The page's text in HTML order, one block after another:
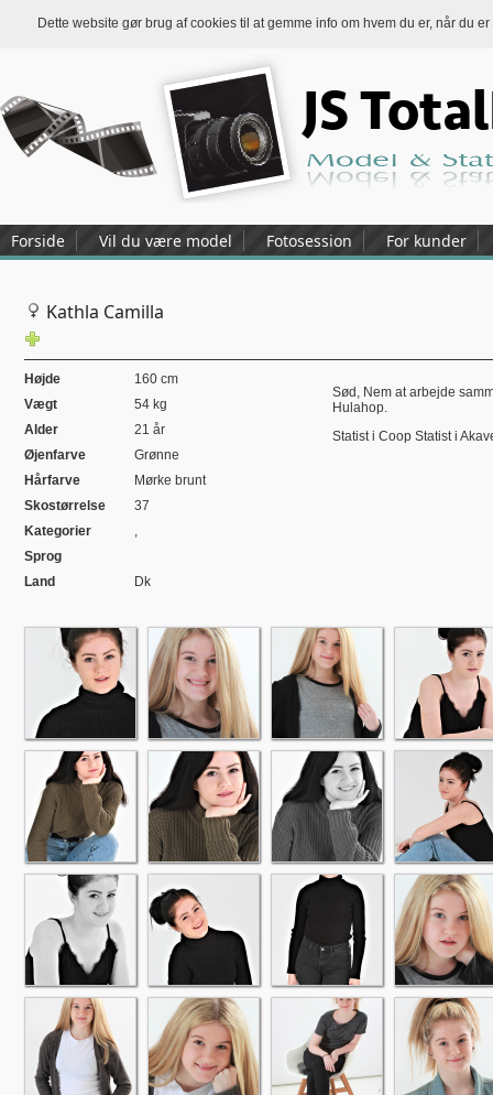
Dette website gør brug af cookies til at gemme info om hvem du er, når du
Forside Vil du være model Fotosession For kunder
Kathla Camilla
Højde
160 cm
Vægt
54 kg
Alder
21 år
Øjenfarve
Grønne
Hårfarve
Mørke brunt
Skostørrelse
37
Kategorier
,
Sprog
Land
Dk
Sød, Nem at arbejde
Hulahop.
Statist i Coop Statist i